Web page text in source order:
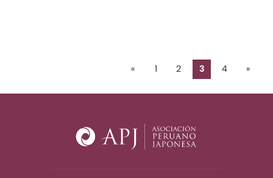
« 1 2 3 4 »